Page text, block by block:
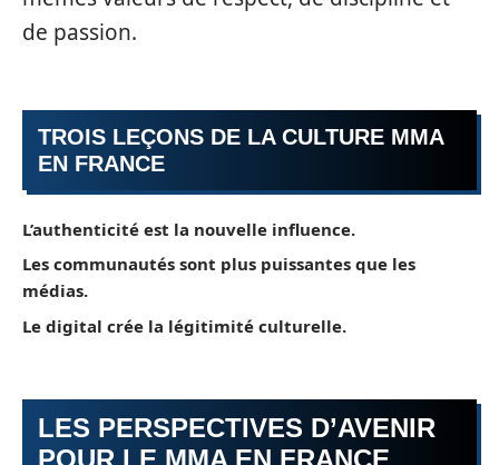
de passion.
TROIS LEÇONS DE LA CULTURE MMA
EN FRANCE
L’authenticité est la nouvelle influence.
Les communautés sont plus puissantes que les
médias.
Le digital crée la légitimité culturelle.
LES PERSPECTIVES D’AVENIR
POUR LE MMA EN FRANCE